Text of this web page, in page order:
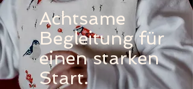
Achtsame
Begleitung für
einen starken
Start.